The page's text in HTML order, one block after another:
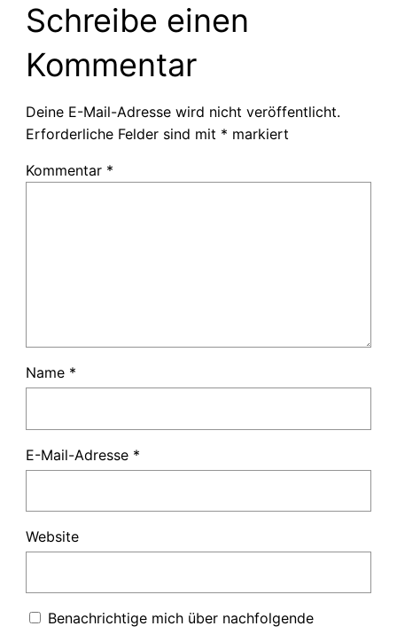
Schreibe einen
Kommentar
Deine E-Mail-Adresse wird nicht veröffentlicht.
Erforderliche Felder sind mit * markiert
Kommentar *
Name *
E-Mail-Adresse *
Website
Benachrichtige mich über nachfolgende